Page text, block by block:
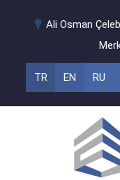
Ali Osman
TR EN RU